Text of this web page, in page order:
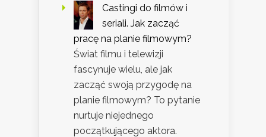
Castingi do filmów i
seriali. Jak zacząć
pracę na planie filmowym?
Świat filmu i telewizji
fascynuje wielu, ale jak
zacząć swoją przygodę na
planie filmowym? To pytanie
nurtuje niejednego
początkującego aktora.